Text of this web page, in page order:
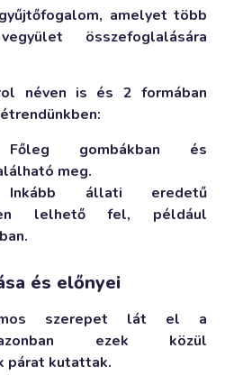
amelyet több
összefoglalására
néven is és 2 formában
gombákban és
meg.
Inkább állati eredetű
lelhető fel, például
és előnyei
szerepet lát el a
ezek közül
párat kutattak.